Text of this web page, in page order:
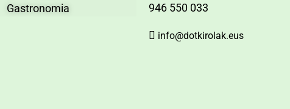
Gastronomia
946 550 033
info@dotkirolak.eus